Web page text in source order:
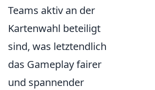
Teams aktiv an der
Kartenwahl beteiligt
sind, was letztendlich
das Gameplay fairer
und spannender